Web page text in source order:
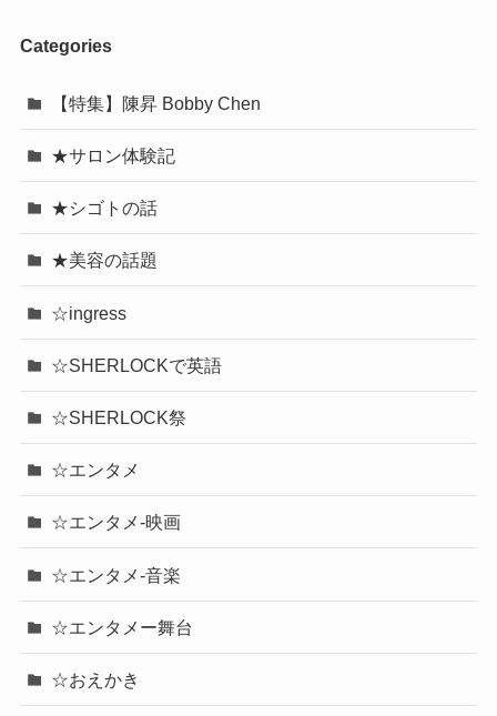
Categories
【特集】陳昇 Bobby Chen
★サロン体験記
★シゴトの話
★美容の話題
☆ingress
☆SHERLOCKで英語
☆SHERLOCK祭
☆エンタメ
☆エンタメ-映画
☆エンタメ-音楽
☆エンタメー舞台
☆おえかき